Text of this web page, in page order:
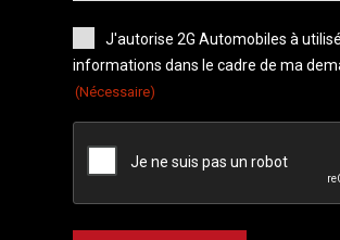
J'autorise 2G Automobiles à
informations dans le cadre de ma
(Nécessaire)